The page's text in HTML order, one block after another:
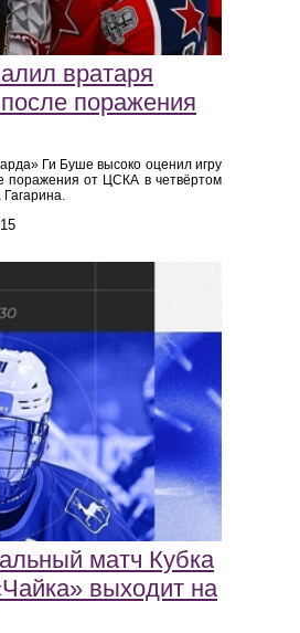
вратаря
поражения
Ги Буше высоко оценил игру
поражения от ЦСКА в четвёртом
матч Кубка
выходит на